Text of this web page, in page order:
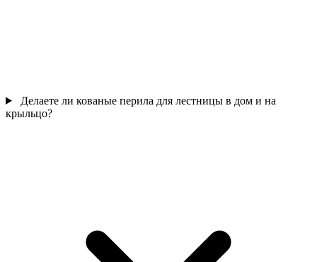
Делаете ли кованые перила для лестницы в дом и на
крыльцо?